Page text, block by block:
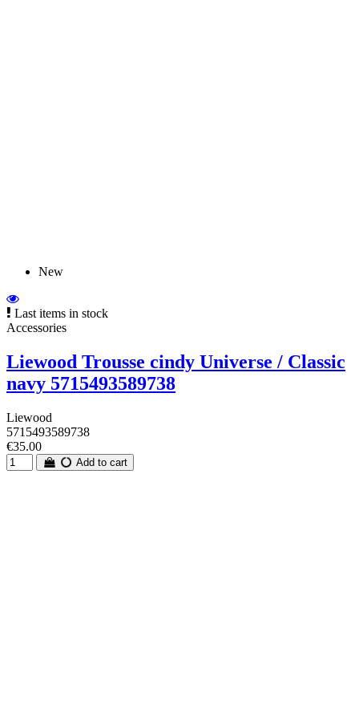
New
Last items in stock
Accessories
Liewood Trousse cindy Universe / Classic
navy 5715493589738
Liewood
5715493589738
€35.00
Add to cart